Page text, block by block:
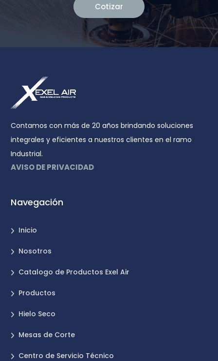
Cotizar
Contamos con más de 20 años brindando soluciones
integrales y eficientes a nuestros clientes en el ramo
Industrial.
AVISO DE PRIVACIDAD
Navegación
Inicio
Nosotros
Catalogo de Productos Exel Air
Productos
Hielo Seco
Mesas de Corte
Centro de Servicio Técnico